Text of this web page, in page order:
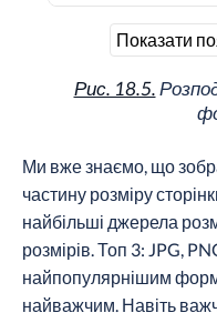
Показати
Рис. 18.5.
Ми вже знаємо, що
частину розміру
найбільші джерела
розмірів. Топ 3: JPG,
найпопулярнішим
найважчим. Навіть